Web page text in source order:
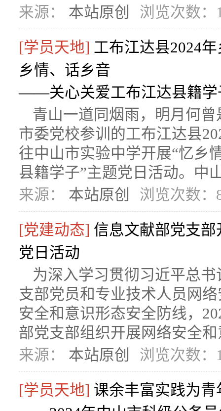
来源： 本站原创 浏览次数：
[学员天地] 工布江达县2024
乡情、话乡音
——关心关爱工布江达县籍学
青山一道同烟雨，明月何
市委党校参训的工布江达县
往中山市实验中学开展“忆
县籍学子”主题党日活动。中
来源： 本站原创 浏览次数：
[党建动态] 信息文献部党支
党日活动
为深入学习贯彻习近平总
支部党员和专业技术人员网
安全和意识形态安全防线，
部党支部组织开展网络安全
来源： 本站原创 浏览次数：
[学员天地] 课余丰富实践为